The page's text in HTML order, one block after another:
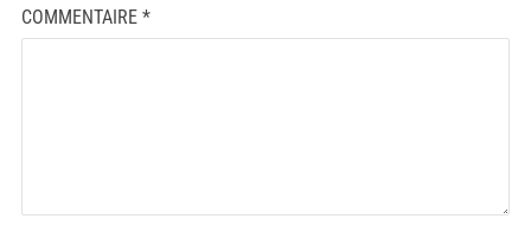
COMMENTAIRE *